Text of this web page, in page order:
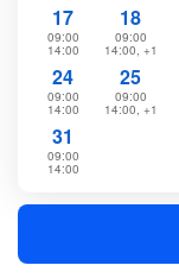
17
09:00
14:00
18
09:00
14:00, +1
24
09:00
14:00
25
09:00
14:00, +1
31
09:00
14:00